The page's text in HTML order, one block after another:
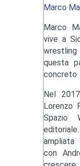
Marco
Marco
vive a
questa
concreto
Nel
Lorenzo
Spazio
ampliata
con